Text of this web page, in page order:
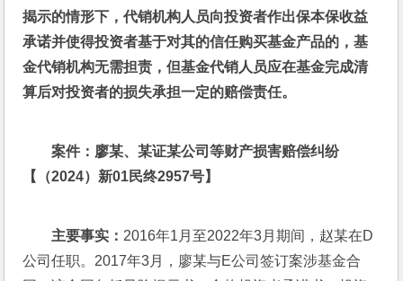
揭示的情形下，代销机构人员向投资者作出保本保收益
承诺并使得投资者基于对其的信任购买基金产品的，基
金代销机构无需担责，但基金代销人员应在基金完成清
算后对投资者的损失承担一定的赔偿责任。
案件：廖某、某证某公司等财产损害赔偿纠纷
【（2024）新01民终2957号】
主要事实： 2016年1月至2022年3月期间，赵某在D
公司任职。2017年3月，廖某与E公司签订案涉基金合